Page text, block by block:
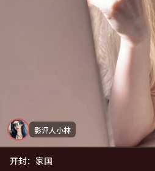
影评人小林
开封：家国